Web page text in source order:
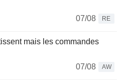
07/08
RE
mais les commandes
07/08
AW